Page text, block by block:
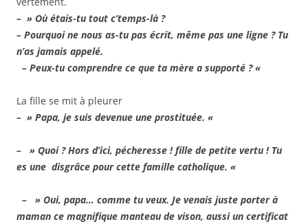
– » Où étais-tu tout c’temps-là ?
– Pourquoi ne nous as-tu pas écrit, même pas une ligne ? Tu
n’as jamais appelé.
– Peux-tu comprendre ce que ta mère a supporté ? «
La fille se mit à pleurer
– » Papa, je suis devenue une prostituée. «
– » Quoi ? Hors d’ici, pécheresse ! fille de petite vertu ! Tu
es une disgrâce pour cette famille catholique. «
– » Oui, papa… comme tu veux. Je venais juste porter à
maman ce magnifique manteau de vison, aussi un certificat